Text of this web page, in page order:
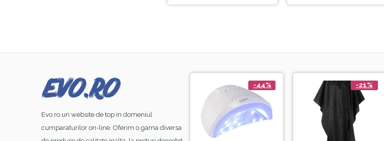
Evo.ro un website de top in domeniul
cumparaturilor on-line. Oferim o gama diversa
-21% -44% -21%